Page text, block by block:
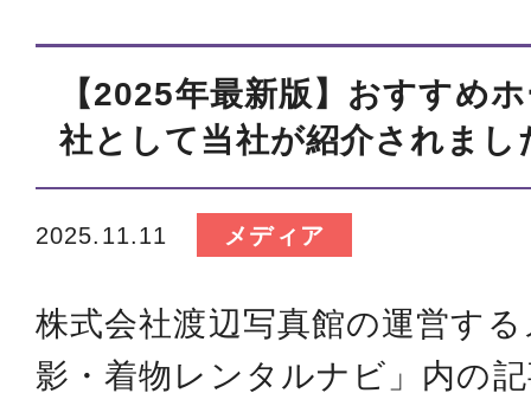
【2025年最新版】おすすめ
社として当社が紹介されまし
2025.11.11 メディア
株式会社渡辺写真館の運営す
影・着物レンタルナビ」内の